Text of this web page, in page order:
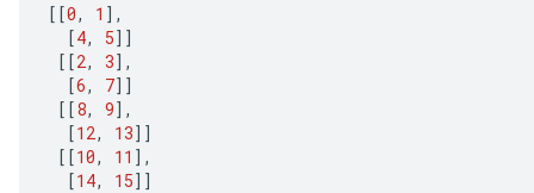
[[0, 1 ] ,
[4, 5]]
[[2, 3] ,
[6, 7]]
[[8, 9] ,
[12, 13]]
[[10, 11 ] ,
[14, 15]]